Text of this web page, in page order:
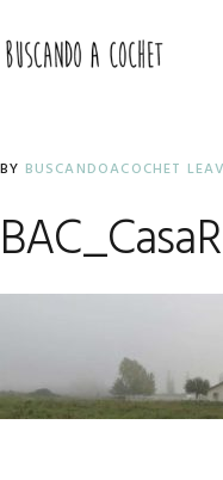
to
primary
to
main
to
primary
BY BUSCANDOACOCHET